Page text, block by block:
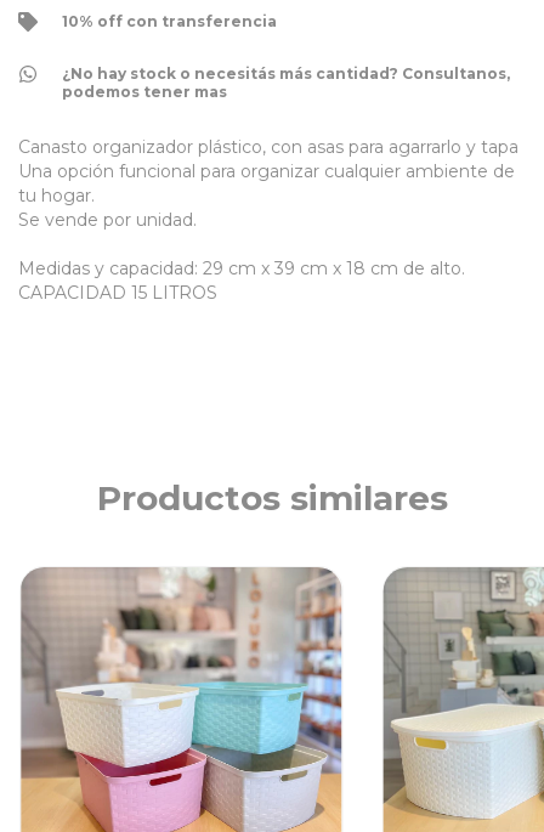
10% off con transferencia
¿No hay stock o necesitás más cantidad? Consultanos,
podemos tener mas
Canasto organizador plástico, con asas para agarrarlo y tapa
Una opción funcional para organizar cualquier ambiente de
tu hogar.
Se vende por unidad.
Medidas y capacidad: 29 cm x 39 cm x 18 cm de alto. ​
CAPACIDAD 15 LITROS
Productos similares